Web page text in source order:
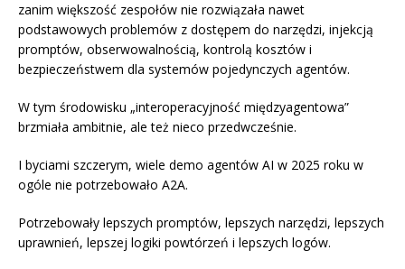
zanim większość zespołów nie rozwiązała nawet
podstawowych problemów z dostępem do narzędzi, injekcją
promptów, obserwowalnością, kontrolą kosztów i
bezpieczeństwem dla systemów pojedynczych agentów.
W tym środowisku „interoperacyjność międzyagentowa”
brzmiała ambitnie, ale też nieco przedwcześnie.
I byciami szczerym, wiele demo agentów AI w 2025 roku w
ogóle nie potrzebowało A2A.
Potrzebowały lepszych promptów, lepszych narzędzi, lepszych
uprawnień, lepszej logiki powtórzeń i lepszych logów.